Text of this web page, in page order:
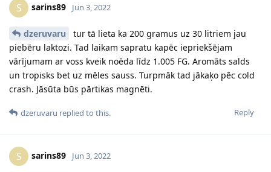
S sarins89 Jun 3, 2022
dzeruvaru
tur tā lieta ka 200 gramus uz 30 litriem jau
piebēru laktozi. Tad laikam sapratu kapēc iepriekšējam
vārījumam ar voss kveik noēda līdz 1.005 FG. Aromāts salds
un tropisks bet uz mēles sauss. Turpmāk tad jākaķo pēc cold
crash. Jāsūta būs pārtikas magnēti.
Reply
dzeruvaru replied to this.
S sarins89 Jun 3, 2022